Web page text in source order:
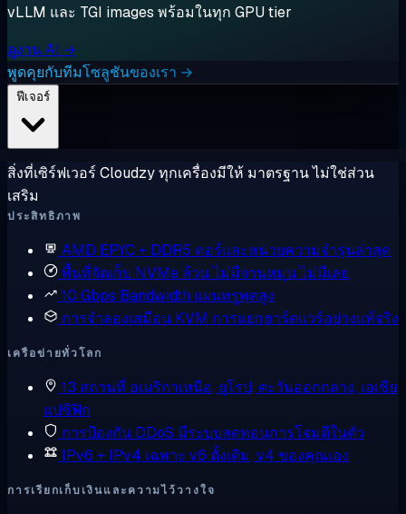
vLLM และ TGI images พร้อมในทุก GPU tier
ดูงาน AI →
พูดคุยกับทีมโซลูชันของเรา →
สิ่งที่เซิร์ฟเวอร์ Cloudzy ทุกเครื่องมีให้ มาตรฐาน ไม่ใช่ส่วน
เสริม
ประสิทธิภาพ
AMD EPYC + DDR5 คอร์และหน่วยความจำรุ่นล่าสุด
พื้นที่จัดเก็บ NVMe ล้วนไม่มีจานหมุน ไม่มีเลย
10 Gbps Bandwidth แผนทรูพุตสูง
การจำลองเสมือน KVM การแยกฮาร์ดแวร์อย่างแท้จริง
เครือข่ายทั่วโลก
13 สถานที่ อเมริกาเหนือ, ยุโรป, ตะวันออกกลาง, เอเชีย
แปซิฟิก
การป้องกัน DDoS มีระบบลดทอนการโจมตีในตัว
IPv6 + IPv4 เฉพาะ v6 ดั้งเดิม, v4 ของคุณเอง
การเรียกเก็บเงินและความไว้วางใจ